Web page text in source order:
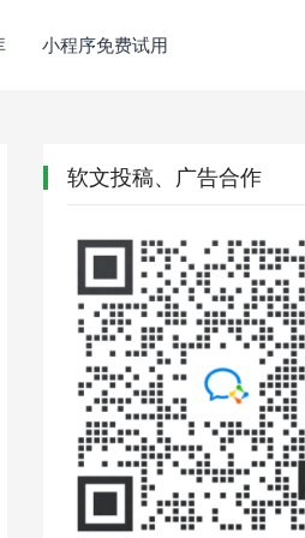
小程序免费试用
软文投稿、广告合作